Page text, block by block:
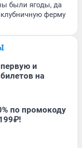
были ягоды, да
ферму
и
на
по промокоду